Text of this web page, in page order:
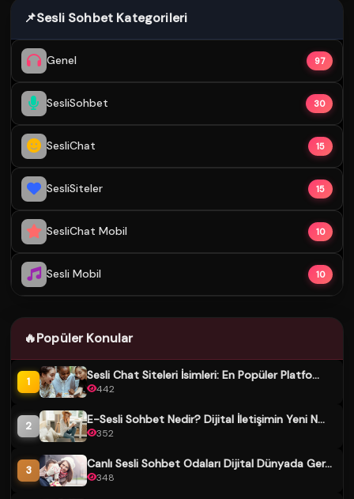
📌Sesli Sohbet Kategorileri
Genel 97
SesliSohbet 30
SesliChat 15
SesliSiteler 15
SesliChat Mobil 10
Sesli Mobil 10
🔥Popüler Konular
1 Sesli Chat Siteleri İsimleri: En Popüler Platfo...
442
2 E-Sesli Sohbet Nedir? Dijital İletişimin Yeni N...
352
3 Canlı Sesli Sohbet Odaları Dijital Dünyada Ger...
348